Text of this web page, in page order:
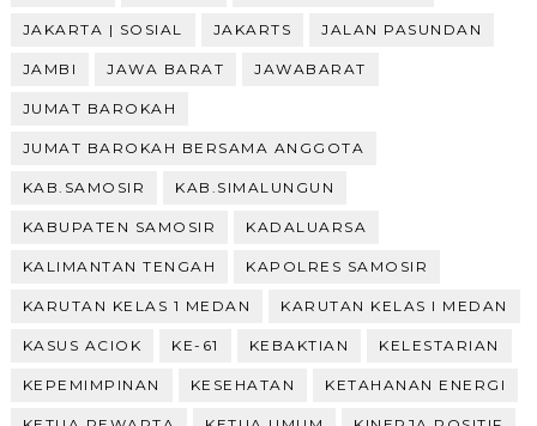
JAKARTA | SOSIAL JAKARTS JALAN PASUNDAN
JAMBI JAWA BARAT JAWABARAT
JUMAT BAROKAH
JUMAT BAROKAH BERSAMA ANGGOTA
KAB.SAMOSIR KAB.SIMALUNGUN
KABUPATEN SAMOSIR KADALUARSA
KALIMANTAN TENGAH KAPOLRES SAMOSIR
KARUTAN KELAS 1 MEDAN KARUTAN KELAS I MEDAN
KASUS ACIOK KE-61 KEBAKTIAN KELESTARIAN
KEPEMIMPINAN KESEHATAN KETAHANAN ENERGI